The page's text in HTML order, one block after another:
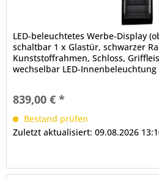
LED-beleuchtetes Werbe-Display
schaltbar 1 x Glastür, schwarzer
Kunststoffrahmen, Schloss,
wechselbar LED-
Steuerung Analogthermometer
839,00 € *
Bestand prüfen
Zuletzt aktualisiert: 09.08.2026